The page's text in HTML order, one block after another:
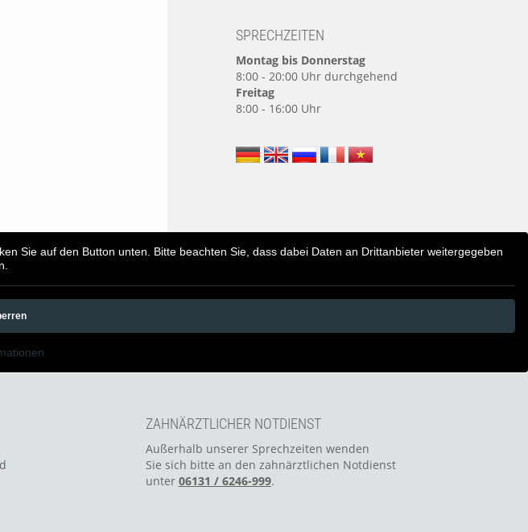
SPRECHZEITEN
Montag bis Donnerstag
8:00 - 20:00 Uhr durchgehend
Freitag
8:00 - 16:00 Uhr
Sie auf den Button unten. Bitte beachten Sie, dass dabei Daten an Drittanbieter weitergegeben
ZAHNÄRZTLICHER NOTDIENST
Außerhalb unserer Sprechzeiten wenden
Sie sich bitte an den zahnärztlichen Notdienst
unter 06131 / 6246-999.